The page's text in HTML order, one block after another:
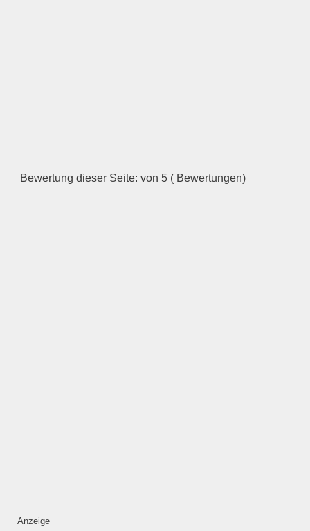
Bewertung dieser Seite: von 5 ( Bewertungen)
Anzeige